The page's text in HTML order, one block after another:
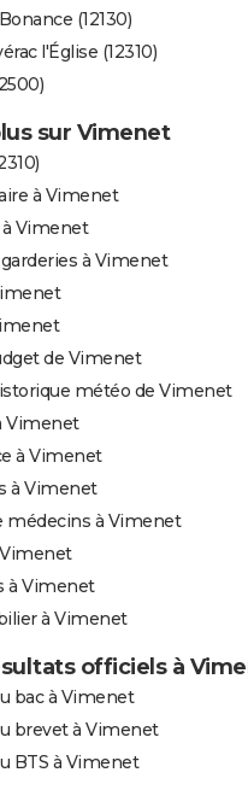
(12130)
l'Église (12310)
sur Vimenet
à Vimenet
Vimenet
à Vimenet
de Vimenet
météo de Vimenet
Vimenet
à Vimenet
à Vimenet
médecins à Vimenet
à Vimenet
à Vimenet
officiels à
bac à Vimenet
brevet à Vimenet
BTS à Vimenet